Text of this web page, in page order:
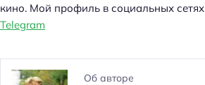
кино. Мой профиль в социальных сетях
Telegram
Об авторе